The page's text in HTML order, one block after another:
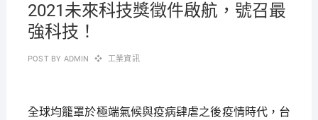
2021未來科技獎徵件啟航，號召最
強科技！
POST BY ADMIN 工業資訊
全球均籠罩於極端氣候與疫病肆虐之後疫情時代，台